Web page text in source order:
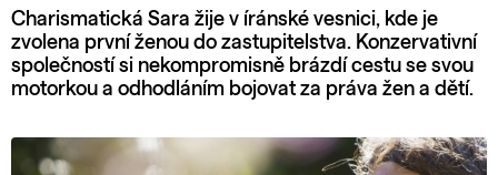
Charismatická Sara žije v íránské vesnici, kde je
zvolena první ženou do zastupitelstva. Konzervativní
společností si nekompromisně brázdí cestu se svou
motorkou a odhodláním bojovat za práva žen a dětí.